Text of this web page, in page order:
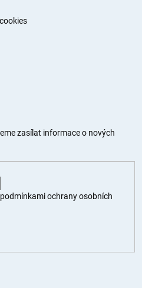
zasílat informace o nových
podmínkami ochrany osobních